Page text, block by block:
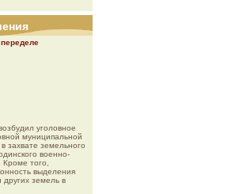
уголовное
муниципальной
захвате земельного
военно-
Кроме того,
выделения
других земель в